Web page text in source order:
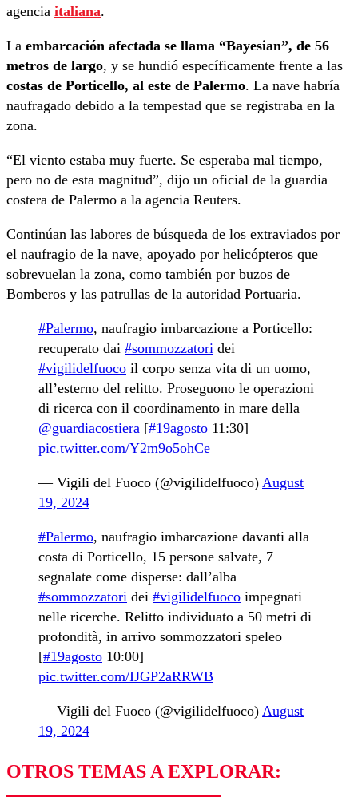
agencia italiana.
La embarcación afectada se llama “Bayesian”, de 56
metros de largo, y se hundió específicamente frente a las
costas de Porticello, al este de Palermo. La nave habría
naufragado debido a la tempestad que se registraba en la
zona.
“El viento estaba muy fuerte. Se esperaba mal tiempo,
pero no de esta magnitud”, dijo un oficial de la guardia
costera de Palermo a la agencia Reuters.
Continúan las labores de búsqueda de los extraviados por
el naufragio de la nave, apoyado por helicópteros que
sobrevuelan la zona, como también por buzos de
Bomberos y las patrullas de la autoridad Portuaria.
#Palermo, naufragio imbarcazione a Porticello:
recuperato dai #sommozzatori dei
#vigilidelfuoco il corpo senza vita di un uomo,
all’esterno del relitto. Proseguono le operazioni
di ricerca con il coordinamento in mare della
@guardiacostiera [#19agosto 11:30]
pic.twitter.com/Y2m9o5ohCe
— Vigili del Fuoco (@vigilidelfuoco) August
19, 2024
#Palermo, naufragio imbarcazione davanti alla
costa di Porticello, 15 persone salvate, 7
segnalate come disperse: dall’alba
#sommozzatori dei #vigilidelfuoco impegnati
nelle ricerche. Relitto individuato a 50 metri di
profondità, in arrivo sommozzatori speleo
[#19agosto 10:00]
pic.twitter.com/IJGP2aRRWB
— Vigili del Fuoco (@vigilidelfuoco) August
19, 2024
OTROS TEMAS A EXPLORAR: